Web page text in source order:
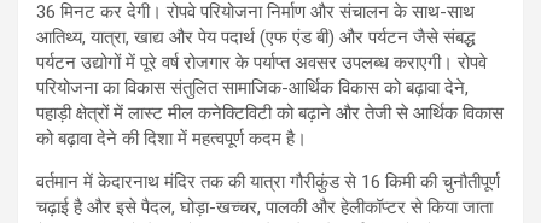
36 मिनट कर देगी। रोपवे परियोजना निर्माण और संचालन के साथ-साथ
आतिथ्य, यात्रा, खाद्य और पेय पदार्थ (एफ एंड बी) और पर्यटन जैसे संबद्ध
पर्यटन उद्योगों में पूरे वर्ष रोजगार के पर्याप्त अवसर उपलब्ध कराएगी। रोपवे
परियोजना का विकास संतुलित सामाजिक-आर्थिक विकास को बढ़ावा देने,
पहाड़ी क्षेत्रों में लास्ट मील कनेक्टिविटी को बढ़ाने और तेजी से आर्थिक विकास
को बढ़ावा देने की दिशा में महत्वपूर्ण कदम है।
वर्तमान में केदारनाथ मंदिर तक की यात्रा गौरीकुंड से 16 किमी की चुनौतीपूर्ण
चढ़ाई है और इसे पैदल, घोड़ा-खच्चर, पालकी और हेलीकॉप्टर से किया जाता